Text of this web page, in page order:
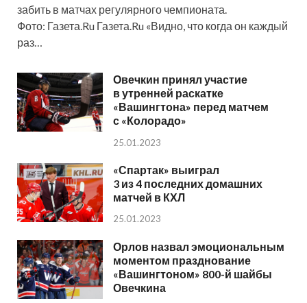
забить в матчах регулярного чемпионата.
Фото: Газета.Ru Газета.Ru «Видно, что когда он каждый
раз…
Овечкин принял участие
в утренней раскатке
«Вашингтона» перед матчем
с «Колорадо»
25.01.2023
«Спартак» выиграл
3 из 4 последних домашних
матчей в КХЛ
25.01.2023
Орлов назвал эмоциональным
моментом празднование
«Вашингтоном» 800-й шайбы
Овечкина